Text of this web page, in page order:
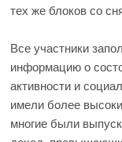
тех же блоков со
Все участники
информацию о
активности и
имели более
многие были